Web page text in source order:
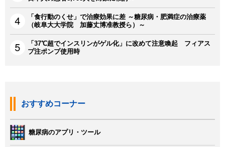
「食行動のくせ」で治療効果に差 ～糖尿病・肥満症の治療薬
（岐阜大大学院 加藤丈博准教授ら）～
「37℃超でインスリンがゲル化」に改めて注意喚起 フィアス
プ注ポンプ使用時
おすすめコーナー
糖尿病のアプリ・ツール